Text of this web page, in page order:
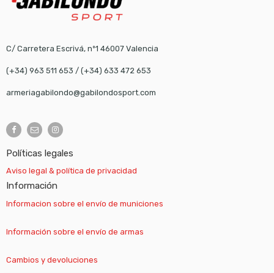
C/ Carretera Escrivá, nº1 46007 Valencia
(+34) 963 511 653 / (+34) 633 472 653
armeriagabilondo@gabilondosport.com
Políticas legales
Aviso legal & política de privacidad
Información
Informacion sobre el envío de municiones
Información sobre el envío de armas
Cambios y devoluciones